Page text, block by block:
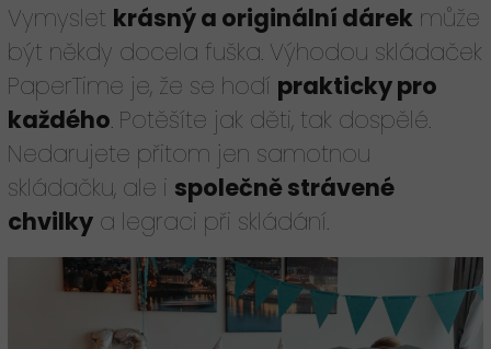
Vymyslet krásný a originální dárek může
být někdy docela fuška. Výhodou skládaček
PaperTime je, že se hodí prakticky pro
každého. Potěšíte jak děti, tak dospělé.
Nedarujete přitom jen samotnou
skládačku, ale i společně strávené
chvilky a legraci při skládání.